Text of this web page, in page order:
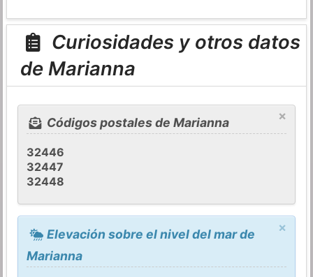
Curiosidades y otros datos
de Marianna
×
Códigos postales de Marianna
32446
32447
32448
×
Elevación sobre el nivel del mar de
Marianna